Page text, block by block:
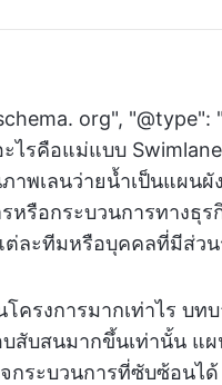
org", "@type":
ไรคือแม่แบบ
าพเลนว่ายน้ำเป็นแผน
รือกระบวนการทางธุร
ละทีมหรือบุคคลที่มีส่วน
โครงการมากเท่าไร บ
สับสนมากขึ้นเท่านั้น แ
กระบวนการที่ซับซ้อนไ